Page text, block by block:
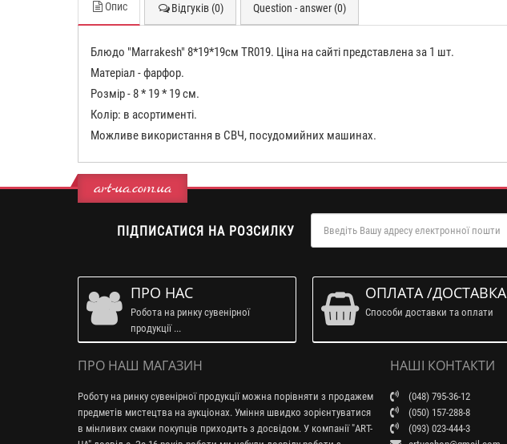
Опис Відгуків (0) Question - answer (0)
Блюдо "Marrakesh" 8*19*19см TR019. Ціна на сайті представлена за 1 шт.
Матеріал - фарфор.
Розмір - 8 * 19 * 19 см.
Колір: в асортименті.
Можливе використання в СВЧ, посудомийних машинах.
art-ua.com.ua
ПІДПИСАТИСЯ НА РОЗСИЛКУ
ПРО НАС
Робота на ринку сувенірної
продукції ...
ОПЛАТА /ДОСТАВКА
Способи доставки та оплати
ПРО НАШ МАГАЗИН
Роботу на ринку сувенірної продукції можна порівняти з продажем
предметів мистецтва на аукціонах. Уміння швидко зорієнтуватися
в мінливих смаки покупців приходить з досвідом. У компанії "ART-
НАШІ КОНТАКТИ
(048) 795-36-12
(050) 157-288-8
(093) 023-444-3